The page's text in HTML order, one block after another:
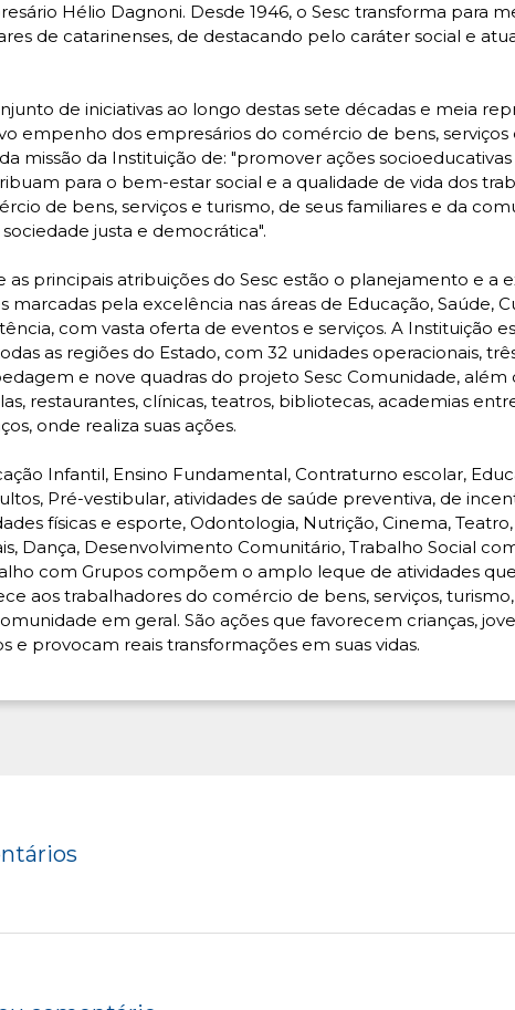
Hélio Dagnoni. Desde 1946, o Sesc transforma para
de catarinenses, de destacando pelo caráter social e
de iniciativas ao longo destas sete décadas e meia
empenho dos empresários do comércio de bens,
missão da Instituição de: "promover ações
para o bem-estar social e a qualidade de vida dos
de bens, serviços e turismo, de seus familiares e da
justa e democrática".
as principais atribuições do Sesc estão o planejamento e a
marcadas pela excelência nas áreas de Educação, Saúde,
com vasta oferta de eventos e serviços. A Instituição
as regiões do Estado, com 32 unidades operacionais,
e nove quadras do projeto Sesc Comunidade, além
restaurantes, clínicas, teatros, bibliotecas, academias
onde realiza suas ações.
Infantil, Ensino Fundamental, Contraturno escolar,
Pré-vestibular, atividades de saúde preventiva, de
físicas e esporte, Odontologia, Nutrição, Cinema,
Dança, Desenvolvimento Comunitário, Trabalho Social
com Grupos compõem o amplo leque de atividades
aos trabalhadores do comércio de bens, serviços,
em geral. São ações que favorecem crianças,
e provocam reais transformações em suas vidas.